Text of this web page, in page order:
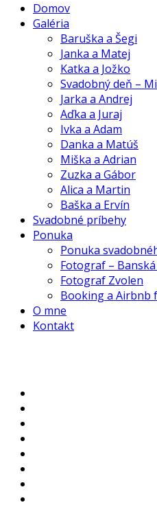
Domov
Galéria
Baruška a Šegi
Janka a Matej
Katka a Jožko
Svadobný deň –
Jarka a Andrej
Aďka a Juraj
Ivka a Adam
Danka a Matúš
Miška a Adrian
Zuzka a Gábor
Alica a Martin
Baška a Ervín
Svadobné príbehy
Ponuka
Ponuka
Fotograf –
Fotograf Zvolen
Booking a Airbnb
O mne
Kontakt